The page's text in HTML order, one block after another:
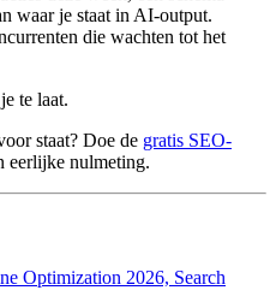
waar je staat in AI-output.
die wachten tot het
te laat.
staat? Doe de gratis SEO-
eerlijke nulmeting.
Optimization 2026, Search